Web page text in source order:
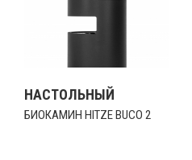
НАСТОЛЬНЫЙ
БИОКАМИН HITZE BUCO 2